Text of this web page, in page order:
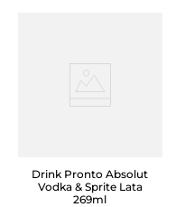
Drink Pronto Absolut
Vodka & Sprite Lata
269ml